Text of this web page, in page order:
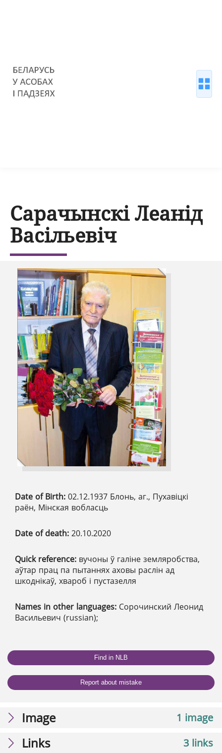
Сарачынскі Леанід
Васільевіч
Date of Birth: 02.12.1937 Блонь, аг., Пухавіцкі
раён, Мінская вобласць
Date of death: 20.10.2020
Quick reference: вучоны ў галіне земляробства,
аўтар прац па пытаннях аховы раслін ад
шкоднікаў, хвароб і пустазелля
Names in other languages: Сорочинский Леонид
Васильевич (russian);
Find in NLB
Report about mistake
1 image
Image
3 links
Links